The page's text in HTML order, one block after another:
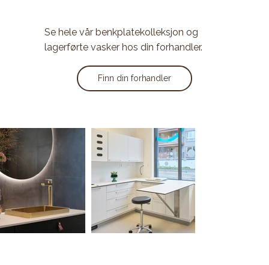
Se hele vår benkplatekolleksjon og
lagerførte vasker hos din forhandler.
Finn din forhandler